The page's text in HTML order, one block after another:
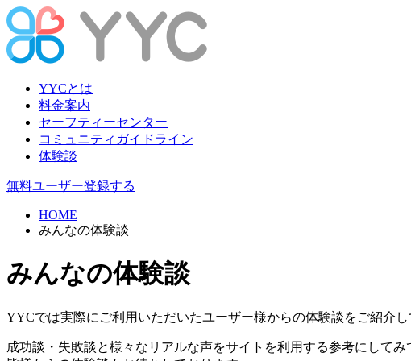
YYCとは
料金案内
セーフティーセンター
コミュニティガイドライン
体験談
無料ユーザー登録する
HOME
みんなの体験談
みんなの体験談
YYCでは実際にご利用いただいたユーザー様からの体験談をご紹介し
成功談・失敗談と様々なリアルな声をサイトを利用する参考にしてみ